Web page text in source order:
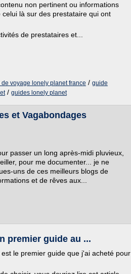
non pertinent ou informations
là sur des prestataire qui ont
de prestataires et...
voyage lonely planet france / guide
/ guides lonely planet
et Vagabondages
passer un long après-midi pluvieux,
pour me documenter... je ne
uns de ces meilleurs blogs de
et de rêves aux...
premier guide au ...
le premier guide que j'ai acheté pour